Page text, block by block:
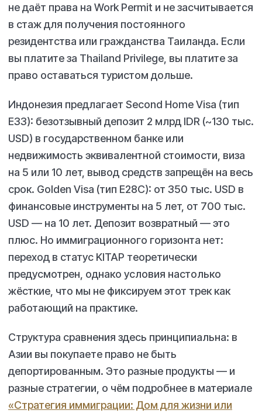
не даёт права на Work Permit и не засчитывается
в стаж для получения постоянного
резидентства или гражданства Таиланда. Если
вы платите за Thailand Privilege, вы платите за
право оставаться туристом дольше.
Индонезия предлагает Second Home Visa (тип
E33): безотзывный депозит 2 млрд IDR (~130 тыс.
USD) в государственном банке или
недвижимость эквивалентной стоимости, виза
на 5 или 10 лет, вывод средств запрещён на весь
срок. Golden Visa (тип E28C): от 350 тыс. USD в
финансовые инструменты на 5 лет, от 700 тыс.
USD — на 10 лет. Депозит возвратный — это
плюс. Но иммиграционного горизонта нет:
переход в статус KITAP теоретически
предусмотрен, однако условия настолько
жёсткие, что мы не фиксируем этот трек как
работающий на практике.
Структура сравнения здесь принципиальна: в
Азии вы покупаете право не быть
депортированным. Это разные продукты — и
разные стратегии, о чём подробнее в материале
«Стратегия иммиграции: Дом для жизни или